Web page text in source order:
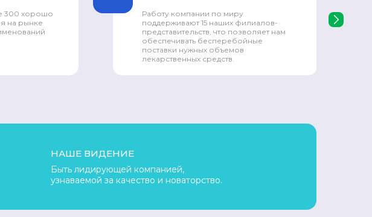
нам
Крупные регулярные поставки
продукции SPEY ведутся в 5 регионах
мира, таких как Европа, Африка,
Латинская Америка, Юго-Восточная
Азия и Средняя Азия.
›
НАШЕ ВИДЕНИЕ
Быть лидирующей компанией,
узнаваемой за качество и новаторство.